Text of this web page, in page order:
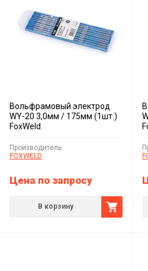
Вольфрамовый электрод
WY-20 3,0мм / 175мм (1шт.)
FoxWeld
Производитель
FOXWELD
Цена по запросу
В корзину